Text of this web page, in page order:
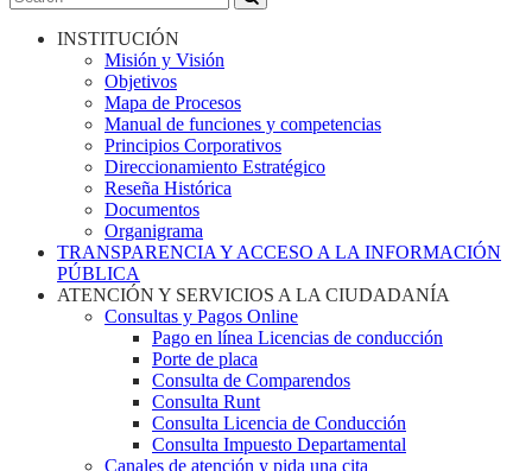
INSTITUCIÓN
Misión y Visión
Objetivos
Mapa de Procesos
Manual de funciones y competencias
Principios Corporativos
Direccionamiento Estratégico
Reseña Histórica
Documentos
Organigrama
TRANSPARENCIA Y ACCESO A LA INFORMACIÓN
PÚBLICA
ATENCIÓN Y SERVICIOS A LA CIUDADANÍA
Consultas y Pagos Online
Pago en línea Licencias de conducción
Porte de placa
Consulta de Comparendos
Consulta Runt
Consulta Licencia de Conducción
Consulta Impuesto Departamental
Canales de atención y pida una cita